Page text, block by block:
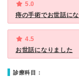
5.0
痔の手術でお世話に
4.5
お世話になりました
診療科目：